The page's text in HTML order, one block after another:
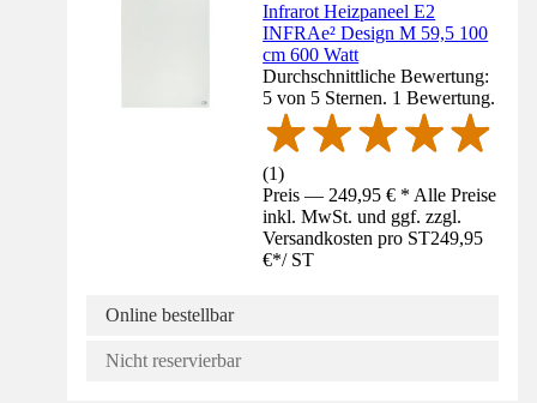
Infrarot Heizpaneel E2
INFRAe² Design M 59,5 100
cm 600 Watt
Durchschnittliche Bewertung:
5 von 5 Sternen. 1 Bewertung.
(1)
Preis — 249,95 € * Alle Preise
inkl. MwSt. und ggf. zzgl.
Versandkosten pro ST249,95
€*/ ST
Online bestellbar
Nicht reservierbar